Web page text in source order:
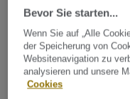
Das verschwommene
Kollektion DESSO
Vintage-Look und
DESSO Patterns
Bevor Sie starten...
Wenn Sie auf „Alle
der Speicherung von
Websitenavigation zu
analysieren und unsere
Cookies